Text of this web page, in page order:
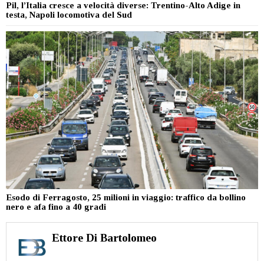
Pil, l’Italia cresce a velocità diverse: Trentino-Alto Adige in
testa, Napoli locomotiva del Sud
Esodo di Ferragosto, 25 milioni in viaggio: traffico da bollino
nero e afa fino a 40 gradi
Ettore Di Bartolomeo